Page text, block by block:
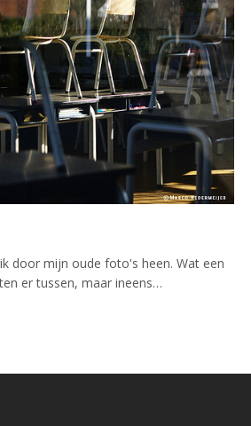
door mijn oude foto's heen. Wat een
er tussen, maar ineens…